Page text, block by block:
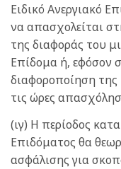
Ειδικό Ανεργιακό
να απασχολείται
της διαφοράς του
Επίδομα ή, εφόσον
διαφοροποίηση
τις ώρες
(ιγ) Η περίοδος
Επιδόματος θα
ασφάλισης για